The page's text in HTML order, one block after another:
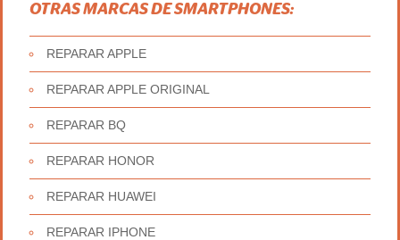
OTRAS MARCAS DE SMARTPHONES:
REPARAR APPLE
REPARAR APPLE ORIGINAL
REPARAR BQ
REPARAR HONOR
REPARAR HUAWEI
REPARAR IPHONE